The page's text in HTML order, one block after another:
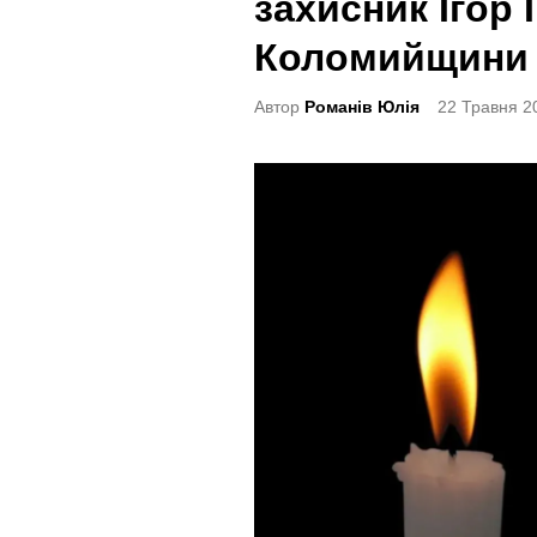
t
e
d
i
Коломийщини
Автор Романів Юлія 22 Травня